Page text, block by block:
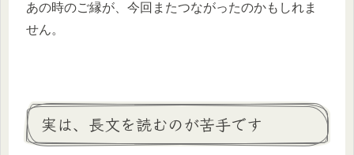
あの時のご縁が、今回またつながったのかもしれま
せん。
実は、長文を読むのが苦手です